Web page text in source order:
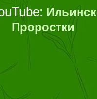
Проростки